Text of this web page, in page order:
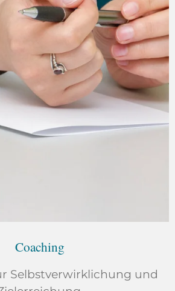
Coaching
Selbstverwirklichung und